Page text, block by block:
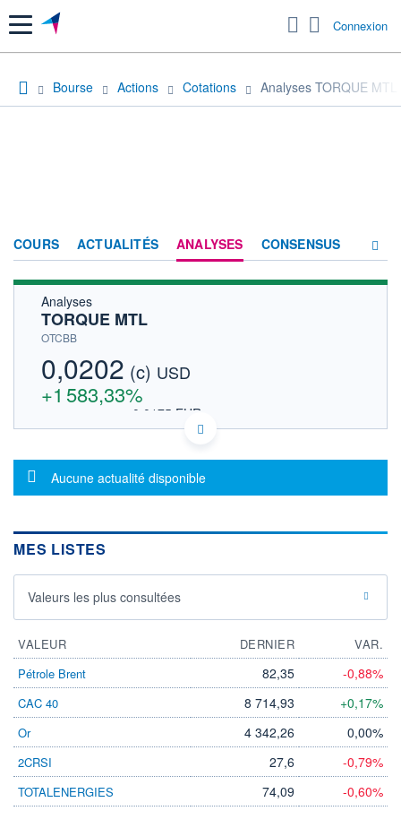
Menu Connexion
Bourse Actions Cotations Analyses TORQUE MTL
COURS ACTUALITÉS ANALYSES CONSENSUS
Analyses
TORQUE MTL
OTCBB
0,0202 (c) USD
+1 583,33%
0,0175 EUR
DONNÉES TEMPS DIFFÉRÉ
Politique d'exécution
Cotation sur les autres places
0,0202
0,0202 0,0202
VOLUME
576 0,00%
VALORISATION
13 MUSD
LIMITE À LA
0,0000
LIMITE À LA
0,0000
ESTIMÉ 2026
PER ESTIMÉ
2026
DERNIER
ÉCHANGE
Message d'information
Aucune actualité disponible
MES LISTES
Valeurs les plus consultées
VALEUR DERNIER
VAR.
Pétrole Brent
82,35 -0,88%
CAC 40 8 714,93 +0,17%
Or 4 342,26 0,00%
2CRSI 27,6 -0,79%
TOTALENERGIES 74,09 -0,60%